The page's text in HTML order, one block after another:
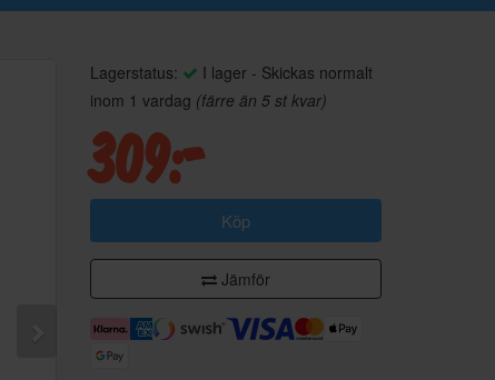
Lagerstatus:
I lager - Skickas normalt
inom 1 vardag (färre än 5 st kvar)
309:-
Köp
Jämför